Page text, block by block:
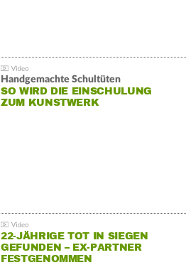
Handgemachte Schultüten
SO WIRD DIE EINSCHULUNG
ZUM KUNSTWERK
22-JÄHRIGE TOT IN SIEGEN
GEFUNDEN – EX-PARTNER
FESTGENOMMEN